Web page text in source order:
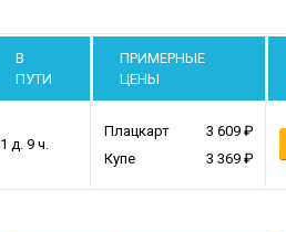
В
ПУТИ
ПРИМЕРНЫЕ
ЦЕНЫ
1 д. 9 ч.
Плацкарт
3 609
Купе
3 369